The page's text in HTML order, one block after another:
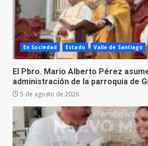
En Sociedad Estado Valle de Santiago
El Pbro. Mario Alberto Pérez
administración de la parroquia de
5 de agosto de 2026